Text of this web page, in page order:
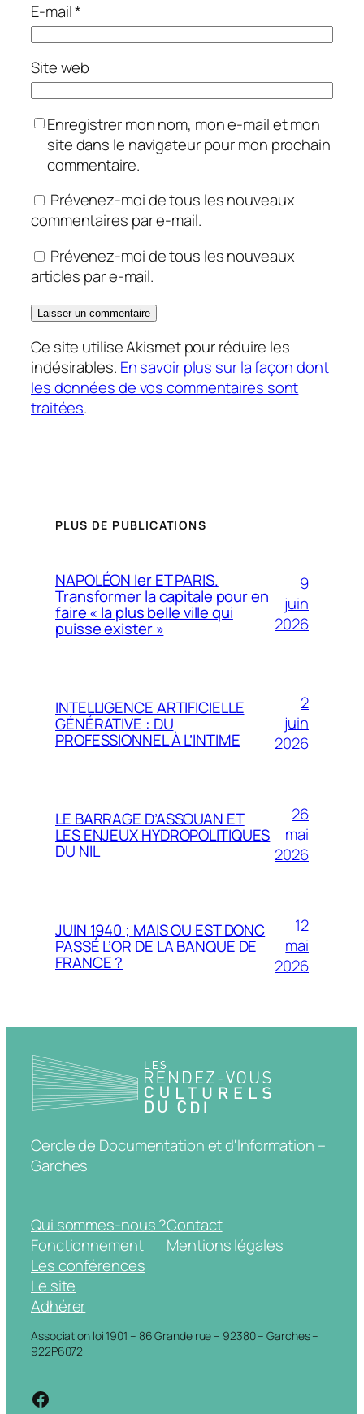
E-mail*
Site web
Enregistrer mon nom, mon e-mail et mon
site dans le navigateur pour mon prochain
commentaire.
Prévenez-moi de tous les nouveaux
commentaires par e-mail.
Prévenez-moi de tous les nouveaux
articles par e-mail.
Ce site utilise Akismet pour réduire les
indésirables. En savoir plus sur la façon dont
les données de vos commentaires sont
traitées.
PLUS DE PUBLICATIONS
NAPOLÉON Ier ET PARIS.
Transformer la capitale pour en
faire « la plus belle ville qui
puisse exister »
9
juin
2026
INTELLIGENCE ARTIFICIELLE
GÉNÉRATIVE : DU
PROFESSIONNEL À L’INTIME
2
juin
2026
LE BARRAGE D’ASSOUAN ET
LES ENJEUX HYDROPOLITIQUES
DU NIL
26
mai
2026
JUIN 1940 ; MAIS OU EST DONC
PASSÉ L’OR DE LA BANQUE DE
FRANCE ?
12
mai
2026
Cercle de Documentation et d'Information –
Garches
Qui sommes-nous ?
Fonctionnement
Les conférences
Le site
Adhérer
Contact
Mentions légales
Association loi 1901 – 86 Grande rue – 92380 – Garches –
922P6072
https://www.facebook.com/